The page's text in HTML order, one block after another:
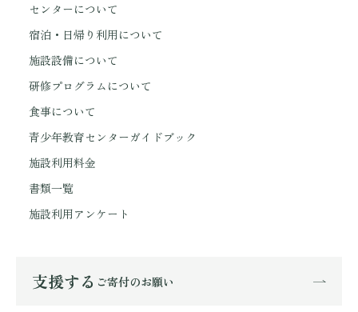
センターについて
宿泊・日帰り利用について
施設設備について
研修プログラムについて
食事について
青少年教育センターガイドブック
施設利用料金
書類一覧
施設利用アンケート
支援する ご寄付のお願い